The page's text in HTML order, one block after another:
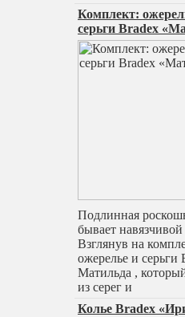
Комплект:
серьги Bradex
Подлинная
бывает
Взглянув на
ожерелье и серьги
Матильда ,
из серег и
Колье Bradex